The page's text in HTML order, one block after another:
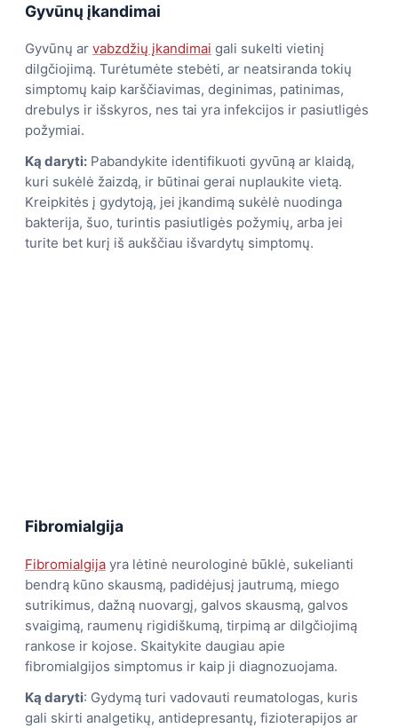
Gyvūnų įkandimai
Gyvūnų ar vabzdžių įkandimai gali sukelti vietinį
dilgčiojimą. Turėtumėte stebėti, ar neatsiranda tokių
simptomų kaip karščiavimas, deginimas, patinimas,
drebulys ir išskyros, nes tai yra infekcijos ir pasiutligės
požymiai.
Ką daryti: Pabandykite identifikuoti gyvūną ar klaidą,
kuri sukėlė žaizdą, ir būtinai gerai nuplaukite vietą.
Kreipkitės į gydytoją, jei įkandimą sukėlė nuodinga
bakterija, šuo, turintis pasiutligės požymių, arba jei
turite bet kurį iš aukščiau išvardytų simptomų.
Fibromialgija
Fibromialgija yra lėtinė neurologinė būklė, sukelianti
bendrą kūno skausmą, padidėjusį jautrumą, miego
sutrikimus, dažną nuovargį, galvos skausmą, galvos
svaigimą, raumenų rigidiškumą, tirpimą ar dilgčiojimą
rankose ir kojose. Skaitykite daugiau apie
fibromialgijos simptomus ir kaip ji diagnozuojama.
Ką daryti: Gydymą turi vadovauti reumatologas, kuris
gali skirti analgetikų, antidepresantų, fizioterapijos ar